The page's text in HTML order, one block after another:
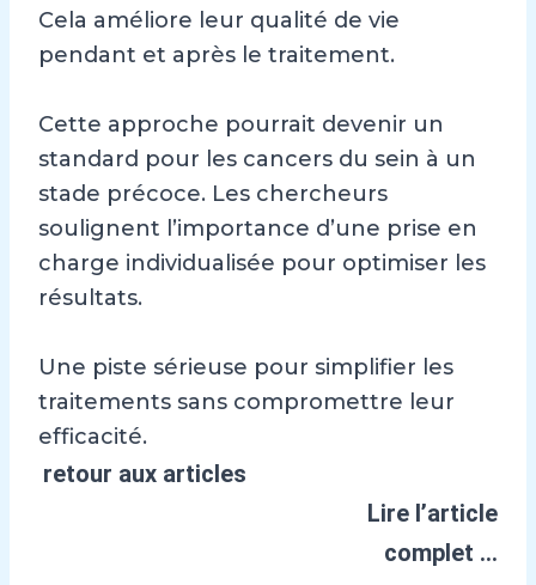
Cela améliore leur qualité de vie
pendant et après le traitement.
Cette approche pourrait devenir un
standard pour les cancers du sein à un
stade précoce. Les chercheurs
soulignent l’importance d’une prise en
charge individualisée pour optimiser les
résultats.
Une piste sérieuse pour simplifier les
traitements sans compromettre leur
efficacité.
retour aux articles
Lire l’article
complet …